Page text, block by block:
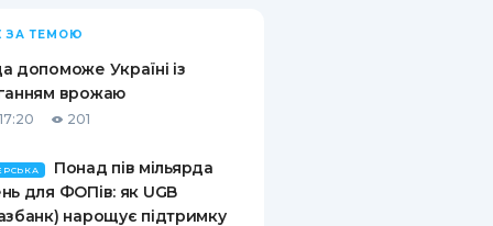
ВІНЬЄТКА
ВІД
ВИПАДКІВ
ПИТАННЯ ТА ВІДПОВІДІ
ПУТІВНИКИ ПО
ЗА ТЕМОЮ
допоможе Україні із
врожаю
201
Понад пів мільярда
для ФОПів: як UGB
нарощує підтримку